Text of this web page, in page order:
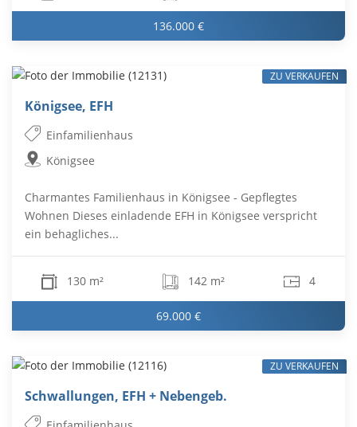
136.000 €
Königsee, EFH
Einfamilienhaus
Königsee
Charmantes Familienhaus in Königsee - Gepflegtes
Wohnen Dieses einladende EFH in Königsee verspricht
ein behagliches...
130 m² 142 m² 4
69.000 €
ZU VERKAUFEN
Schwallungen, EFH + Nebengeb.
ZU VERKAUFEN